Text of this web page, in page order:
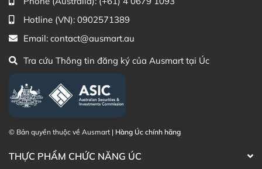
Hotline (VN): 0902571389
Email: contact@ausmart.au
Tra cứu Thông tin đăng ký của Ausmart tại Úc
© Bản quyền thuộc về Ausmart | Hàng Úc chính hãng
THỰC PHẨM CHỨC NĂNG ÚC